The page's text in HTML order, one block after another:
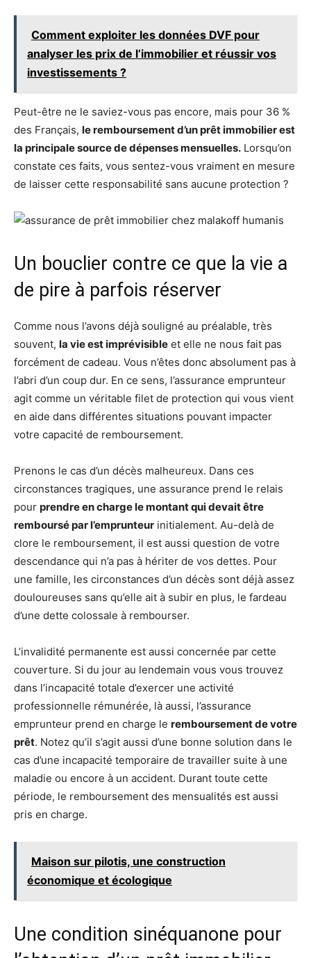
Comment exploiter les données DVF pour
analyser les prix de l’immobilier et réussir vos
investissements ?
Peut-être ne le saviez-vous pas encore, mais pour 36 %
des Français, le remboursement d’un prêt immobilier est
la principale source de dépenses mensuelles. Lorsqu’on
constate ces faits, vous sentez-vous vraiment en mesure
de laisser cette responsabilité sans aucune protection ?
Un bouclier contre ce que la vie a
de pire à parfois réserver
Comme nous l’avons déjà souligné au préalable, très
souvent, la vie est imprévisible et elle ne nous fait pas
forcément de cadeau. Vous n’êtes donc absolument pas à
l’abri d’un coup dur. En ce sens, l’assurance emprunteur
agit comme un véritable filet de protection qui vous vient
en aide dans différentes situations pouvant impacter
votre capacité de remboursement.
Prenons le cas d’un décès malheureux. Dans ces
circonstances tragiques, une assurance prend le relais
pour prendre en charge le montant qui devait être
remboursé par l’emprunteur initialement. Au-delà de
clore le remboursement, il est aussi question de votre
descendance qui n’a pas à hériter de vos dettes. Pour
une famille, les circonstances d’un décès sont déjà assez
douloureuses sans qu’elle ait à subir en plus, le fardeau
d’une dette colossale à rembourser.
L’invalidité permanente est aussi concernée par cette
couverture. Si du jour au lendemain vous vous trouvez
dans l’incapacité totale d’exercer une activité
professionnelle rémunérée, là aussi, l’assurance
emprunteur prend en charge le remboursement de votre
prêt. Notez qu’il s’agit aussi d’une bonne solution dans le
cas d’une incapacité temporaire de travailler suite à une
maladie ou encore à un accident. Durant toute cette
période, le remboursement des mensualités est aussi
pris en charge.
Maison sur pilotis, une construction
économique et écologique
Une condition sinéquanone pour